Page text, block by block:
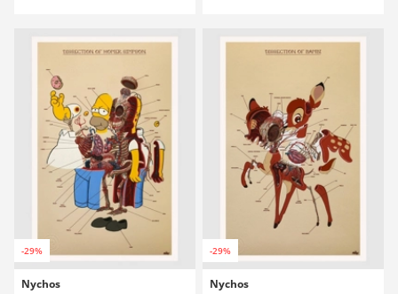
-29%
Nychos
-29%
Nychos